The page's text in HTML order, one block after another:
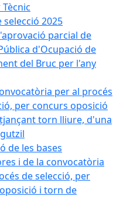
selecció 2025
parcial de
d'Ocupació de
del Bruc per l'any
per al procés
per concurs oposició
torn lliure, d'una
de les bases
i de la convocatòria
de selecció, per
i torn de